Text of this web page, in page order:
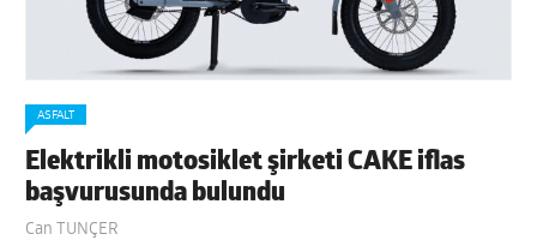
ASFALT
Elektrikli motosiklet şirketi CAKE iflas
başvurusunda bulundu
Can TUNÇER